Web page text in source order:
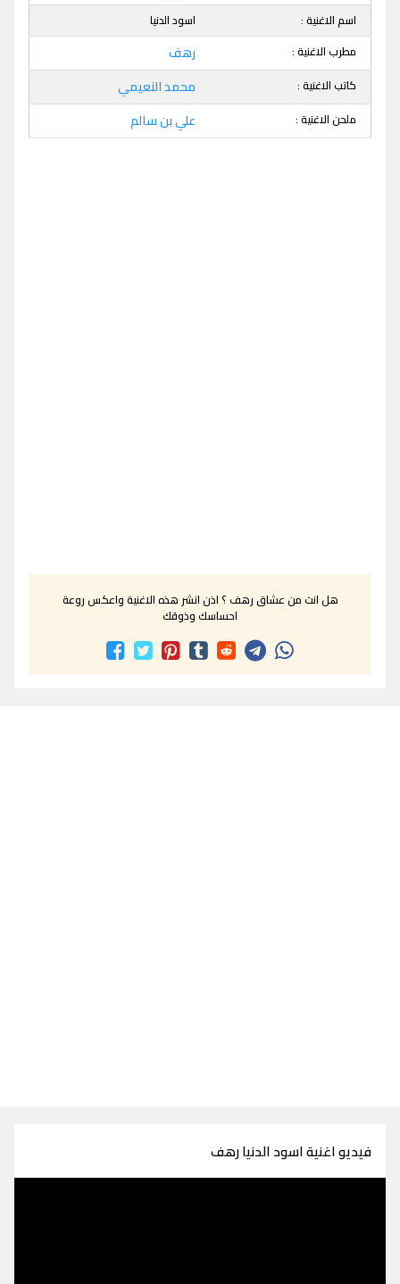
اسم الاغنية :
اسود الدنيا
مطرب الاغنية :
رهف
كاتب الاغنية : محمد النعيمي
ملحن الاغنية : علي بن سالم
هل انت من عشاق رهف ؟ اذن انشر هذه الاغنية واعكس روعة
احساسك وذوقك
فيديو اغنية اسود الدنيا رهف